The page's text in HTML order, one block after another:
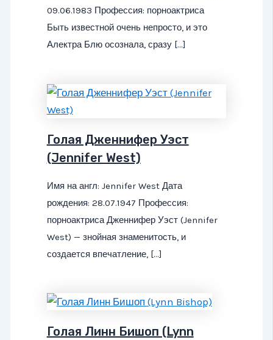
09.06.1983 Профессия: порноактриса
Быть известной очень непросто, и это
Алектра Блю осознала, сразу […]
Голая Дженнифер Уэст
(Jennifer West)
Имя на англ: Jennifer West Дата
рождения: 28.07.1947 Профессия:
порноактриса Дженнифер Уэст (Jennifer
West) — знойная знаменитость, и
создается впечатление, […]
Голая Линн Бишоп (Lynn